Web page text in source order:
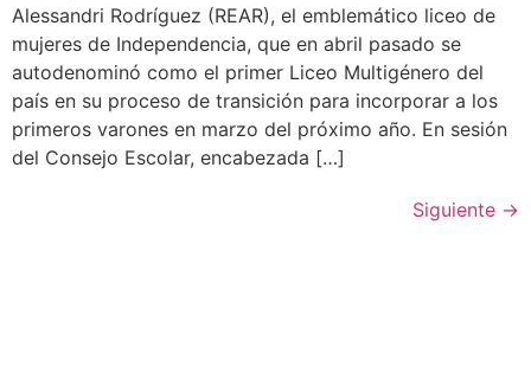
Alessandri Rodríguez (REAR), el emblemático liceo de
mujeres de Independencia, que en abril pasado se
autodenominó como el primer Liceo Multigénero del
país en su proceso de transición para incorporar a los
primeros varones en marzo del próximo año. En sesión
del Consejo Escolar, encabezada […]
Siguiente →